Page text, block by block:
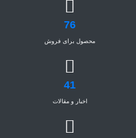
76
محصول برای فروش
41
اخبار و مقالات